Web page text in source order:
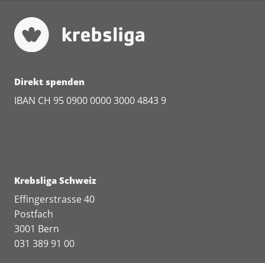
Direkt spenden
IBAN CH 95 0900 0000 3000 4843 9
Krebsliga Schweiz
Effingerstrasse 40
Postfach
3001 Bern
031 389 91 00